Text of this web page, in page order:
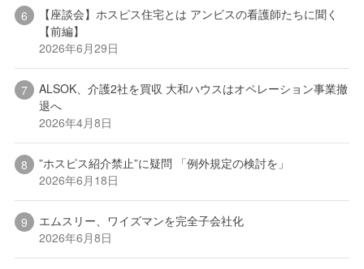
【座談会】ホスピス住宅とは アンビスの看護師たちに聞く
【前編】
2026年6月29日
ALSOK、介護2社を買収 大和ハウスはオペレーション事業撤
退へ
2026年4月8日
”ホスピス紹介禁止”に疑問 「例外規定の検討を」
2026年6月18日
エムスリー、ワイズマンを完全子会社化
2026年6月8日